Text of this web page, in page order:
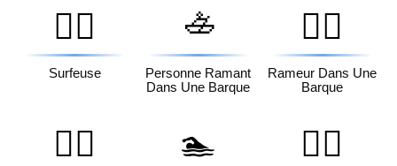
🏄‍♀️
Surfeuse
🚣
Personne Ramant
Dans Une Barque
🚣‍♂️
Rameur Dans Une
Barque
🚣‍♀️ 🏊 🏊‍♂️